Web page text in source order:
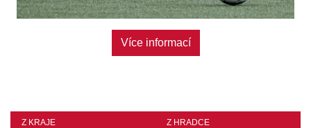
Více informací
Z KRAJE Z HRADCE